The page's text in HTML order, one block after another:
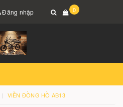
Đăng nhập 0
VIỀN ĐỒNG HỒ AB13